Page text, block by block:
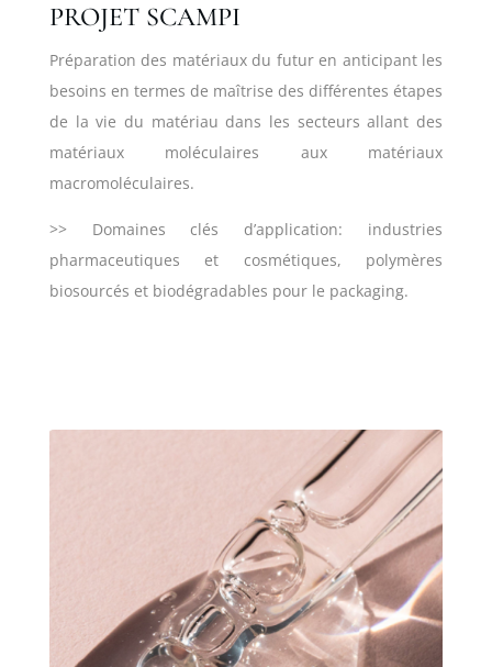
PROJET SCAMPI
Préparation des matériaux du futur en anticipant les
besoins en termes de maîtrise des différentes étapes
de la vie du matériau dans les secteurs allant des
matériaux moléculaires aux matériaux
macromoléculaires.
>> Domaines clés d’application: industries
pharmaceutiques et cosmétiques, polymères
biosourcés et biodégradables pour le packaging.